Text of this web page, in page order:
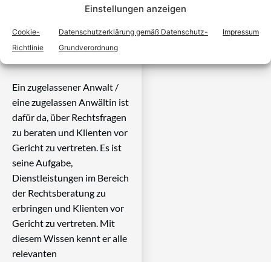
Einstellungen anzeigen
Cookie-
Richtlinie
Datenschutzerklärung gemäß Datenschutz-
Grundverordnung
Impressum
spezialisiert ist
Ein zugelassener Anwalt /
eine zugelassen Anwältin ist
dafür da, über Rechtsfragen
zu beraten und Klienten vor
Gericht zu vertreten. Es ist
seine Aufgabe,
Dienstleistungen im Bereich
der Rechtsberatung zu
erbringen und Klienten vor
Gericht zu vertreten. Mit
diesem Wissen kennt er alle
relevanten